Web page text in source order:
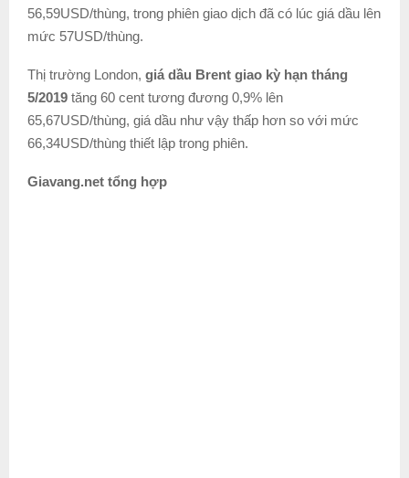
56,59USD/thùng, trong phiên giao dịch đã có lúc giá dầu lên
mức 57USD/thùng.
Thị trường London, giá dầu Brent giao kỳ hạn tháng
5/2019 tăng 60 cent tương đương 0,9% lên
65,67USD/thùng, giá dầu như vậy thấp hơn so với mức
66,34USD/thùng thiết lập trong phiên.
Giavang.net tổng hợp